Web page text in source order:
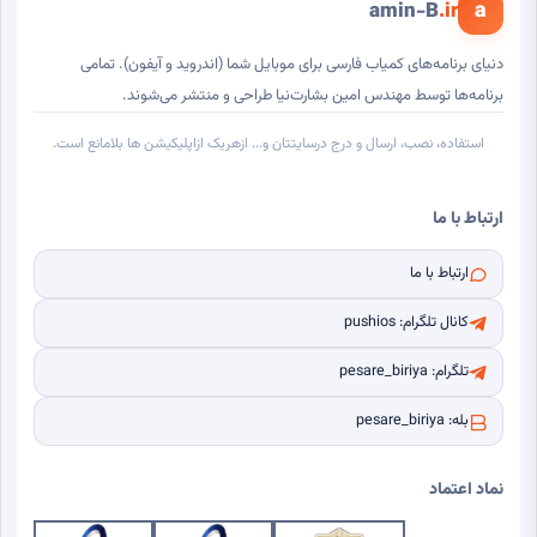
a
amin-B.ir
دنیای برنامه‌های کمیاب فارسی برای موبایل شما (اندروید و آیفون). تمامی
برنامه‌ها توسط مهندس امین بشارت‌نیا طراحی و منتشر می‌شوند.
استفاده، نصب، ارسال و درج درسایتتان و... ازهریک ازاپلیکیشن ها بلامانع است.
ارتباط با ما
ارتباط با ما
کانال تلگرام: pushios
تلگرام: pesare_biriya
بله: pesare_biriya
نماد اعتماد